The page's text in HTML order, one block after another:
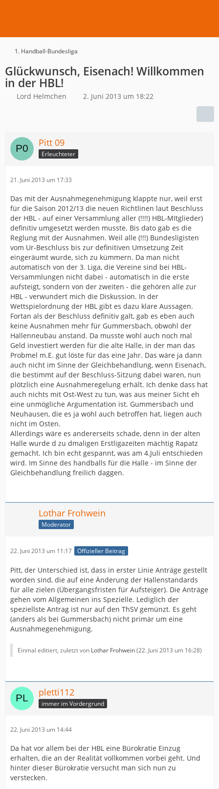
1. Handball-Bundesliga
Glückwunsch, Eisenach! Willkommen
in der HBL!
Lord Helmchen 2. Juni 2013 um 18:22
Pitt 09
Erleuchteter
21. Juni 2013 um 17:33
Das mit der Ausnahmegenehmigung klappte nur, weil erst
für die Saison 2012/13 die neuen Richtlinen laut Beschluss
der HBL - auf einer Versammlung aller (!!!!) HBL-MItglieder)
definitiv umgesetzt werden musste. Bis dato gab es die
Reglung mit der Ausnahmen. Weil alle (!!!) Bundesligisten
vom Ur-Beschluss bis zur definitiven Umsetzung Zeit
eingeräumt wurde, sich zu kümmern. Da man nicht
automatisch von der 3. Liga, die Vereine sind bei HBL-
Versammlungen nicht dabei - automatisch in die erste
aufsteigt, sondern von der zweiten - die gehören alle zur
HBL - verwundert mich die Diskussion. In der
Wettspielordnung der HBL gibt es dazu klare Aussagen.
Fortan als der Beschluss definitiv galt, gab es eben auch
keine Ausnahmen mehr für Gummersbach, obwohl der
Hallenneubau anstand. Da musste wohl auch noch mal
Geld investiert werden für die alte Halle, in der man das
Probmel m.E. gut löste für das eine Jahr. Das wäre ja dann
auch nicht im Sinne der Gleichbehandlung, wenn Eisenach,
die bestimmt auf der Beschluss-Sitzung dabei waren, nun
plötzlich eine Ausnahmeregelung erhält. Ich denke dass hat
auch nichts mit Ost-West zu tun, was aus meiner Sicht eh
eine unmögliche Argumentation ist. Gummersbach und
Neuhausen, die es ja wohl auch betroffen hat, liegen auch
nicht im Osten.
Allerdings wäre es andererseits schade, denn in der alten
Halle wurde d zu dmaligen Erstligazeiten mächtig Rapatz
gemacht. Ich bin echt gespannt, was am 4.Juli entschieden
wird. Im Sinne des handballs für die Halle - im Sinne der
Gleichbehandlung freilich daggen.
Lothar Frohwein
Moderator
22. Juni 2013 um 11:17 Offizieller Beitrag
Pitt, der Unterschied ist, dass in erster Linie Anträge gestellt
worden sind, die auf eine Änderung der Hallenstandards
für alle zielen (Übergangsfristen für Aufsteiger). Die Anträge
gehen vom Allgemeinen ins Spezielle. Lediglich der
speziellste Antrag ist nur auf den ThSV gemünzt. Es geht
(anders als bei Gummersbach) nicht primär um eine
Ausnahmegenehmigung.
Einmal editiert, zuletzt von Lothar Frohwein(22. Juni 2013 um 16:28)
pletti112
immer im Vordergrund
22. Juni 2013 um 14:44
Da hat vor allem bei der HBL eine Bürokratie Einzug
erhalten, die an der Realität vollkommen vorbei geht. Und
hinter dieser Bürokratie versucht man sich nun zu
verstecken.